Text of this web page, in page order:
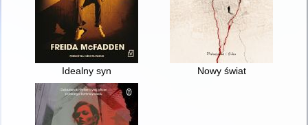
Idealny syn Nowy świat